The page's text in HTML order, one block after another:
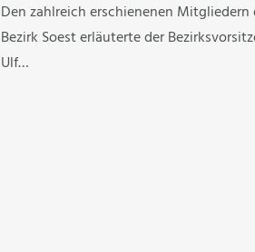
Den zahlreich erschienenen Mitgliedern
Bezirk Soest erläuterte der
Ulf…